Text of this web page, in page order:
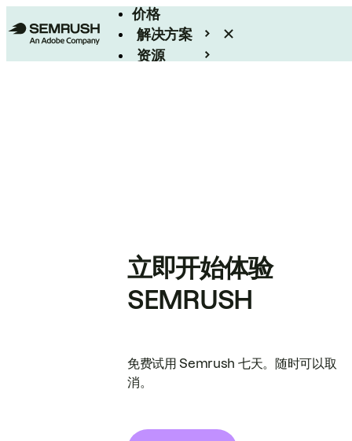
价格
解决方案
资源
立即开始体验
SEMRUSH
免费试用 Semrush 七天。随时可以取
消。